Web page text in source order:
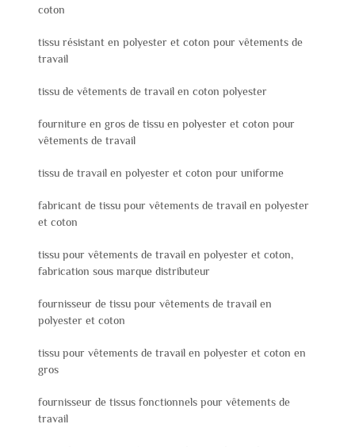
coton
tissu résistant en polyester et coton pour vêtements de
travail
tissu de vêtements de travail en coton polyester
fourniture en gros de tissu en polyester et coton pour
vêtements de travail
tissu de travail en polyester et coton pour uniforme
fabricant de tissu pour vêtements de travail en polyester
et coton
tissu pour vêtements de travail en polyester et coton,
fabrication sous marque distributeur
fournisseur de tissu pour vêtements de travail en
polyester et coton
tissu pour vêtements de travail en polyester et coton en
gros
fournisseur de tissus fonctionnels pour vêtements de
travail